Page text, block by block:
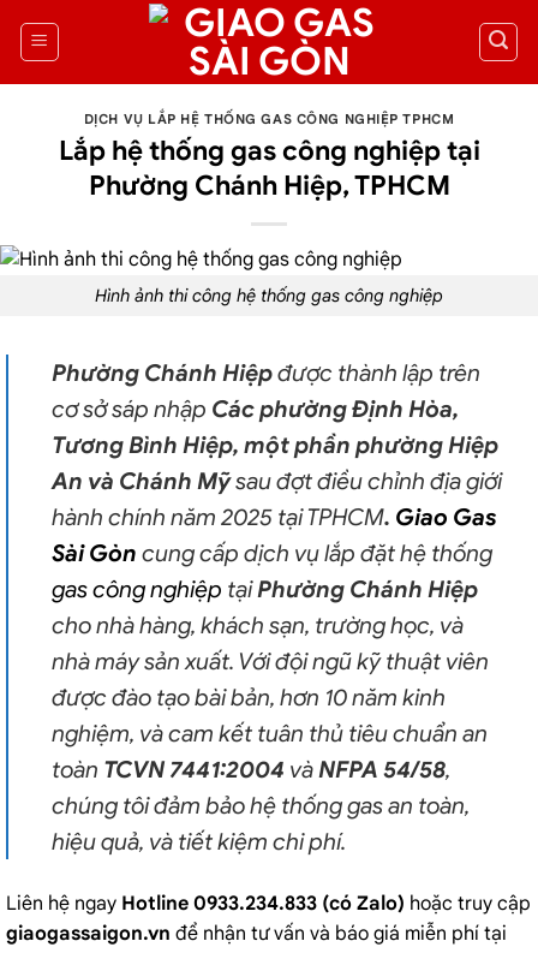
DỊCH VỤ LẮP HỆ THỐNG GAS CÔNG NGHIỆP TPHCM
Lắp hệ thống gas công nghiệp tại
Phường Chánh Hiệp, TPHCM
Hình ảnh thi công hệ thống gas công nghiệp
Phường Chánh Hiệpđược thành lập trên
cơ sở sáp nhập Các phường Định Hòa,
Tương Bình Hiệp, một phần phường Hiệp
An và Chánh Mỹsau đợt điều chỉnh địa giới
hành chính năm 2025 tại TPHCM. Giao Gas
Sài Gòn cung cấp dịch vụ lắp đặt hệ thống
gas công nghiệp tạiPhường Chánh Hiệp
cho nhà hàng, khách sạn, trường học, và
nhà máy sản xuất. Với đội ngũ kỹ thuật viên
được đào tạo bài bản, hơn 10 năm kinh
nghiệm, và cam kết tuân thủ tiêu chuẩn an
toàn TCVN 7441:2004 vàNFPA 54/58,
chúng tôi đảm bảo hệ thống gas an toàn,
hiệu quả, và tiết kiệm chi phí.
Liên hệ ngay Hotline 0933.234.833 (có Zalo) hoặc truy cập
giaogassaigon.vn để nhận tư vấn và báo giá miễn phí tại